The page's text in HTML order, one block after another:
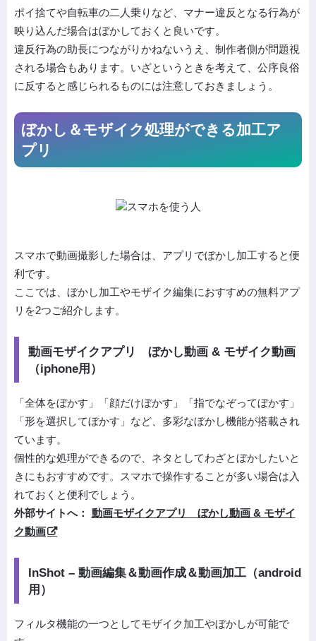
ポイ捨てや自転車の二人乗りなど、マナー違反となる行為が
映り込んだ場合はぼかしておくと良いです。
違反行為の助長につながりかねないうえ、制作者側が問題視
される場合もあります。いざというときを考えて、公序良俗
に反すると感じられるものには注意しておきましょう。
ぼかし＆モザイク処理ができる加工ア
プリ
スマホで動画撮影した場合は、アプリでぼかし加工すると便
利です。
ここでは、ぼかし加工やモザイク編集におすすめの無料アプ
リを2つご紹介します。
動画モザイクアプリ ぼかし動画 & モザイク動画
（iphone用）
「全体をぼかす」「顔だけぼかす」「指でなぞってぼかす」
「形を選択してぼかす」など、多彩なぼかし機能が搭載され
ています。
個性的な処理ができるので、ネタとしてわざとぼかしたいと
きにもおすすめです。スマホで操作することが多い場合は入
れておくと便利でしょう。
外部サイトへ：
動画モザイクアプリ ぼかし動画 & モザイ
ク動画
InShot – 動画編集＆動画作成＆動画加工（android
用）
フィルタ機能の一つとしてモザイク加工やぼかしが可能で